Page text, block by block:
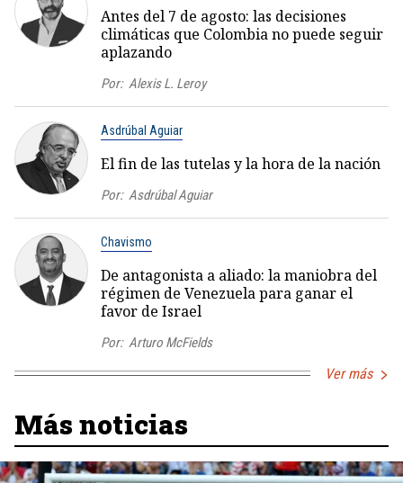
Antes del 7 de agosto: las decisiones
climáticas que Colombia no puede seguir
aplazando
Por: Alexis L. Leroy
Asdrúbal Aguiar
El fin de las tutelas y la hora de la nación
Por: Asdrúbal Aguiar
Chavismo
De antagonista a aliado: la maniobra del
régimen de Venezuela para ganar el
favor de Israel
Por: Arturo McFields
Ver más
Más noticias